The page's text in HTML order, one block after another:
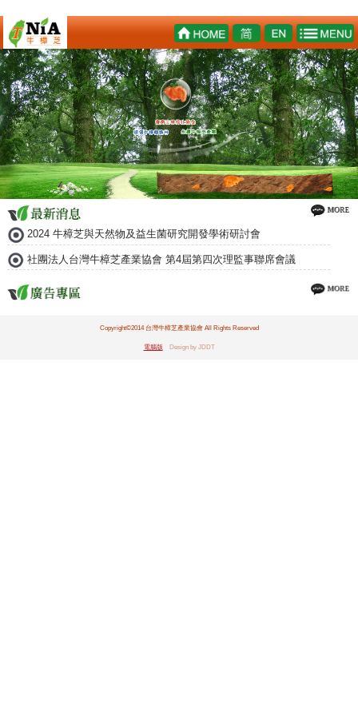
2024 牛樟芝與天然物及益生菌研究開發學術研討會
社團法人台灣牛樟芝產業協會 第4屆第四次理監事聯席會議
Copyright©2014 台灣牛樟芝產業協會 All Rights Reserved
電腦版 Design by JDDT